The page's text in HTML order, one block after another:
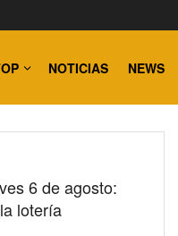
NOTICIAS NEWS
6 de agosto:
lotería